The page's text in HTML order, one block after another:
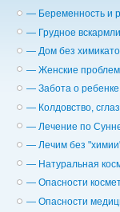
— Беременность и
— Грудное
— Дом без
— Женские
— Забота о ребенке
— Колдовство, сглаз
— Лечение по
— Лечим без
— Натуральная
— Опасности
— Опасности